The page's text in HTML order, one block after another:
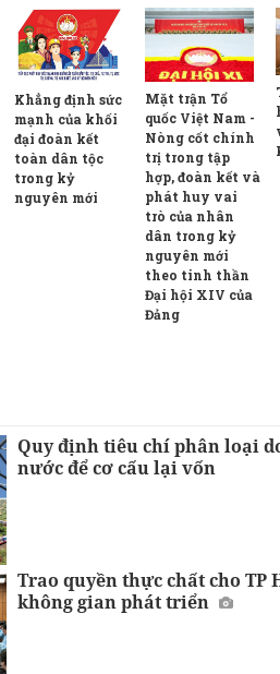
Khẳng định sức
mạnh của khối
đại đoàn kết
toàn dân tộc
trong kỷ
nguyên mới
Mặt trận Tổ
quốc Việt Nam -
Nòng cốt chính
trị trong tập
hợp, đoàn kết và
phát huy vai
trò của nhân
dân trong kỷ
nguyên mới
theo tinh thần
Đại hội XIV của
Đảng
Quy định tiêu chí phân loại
nước để cơ cấu lại vốn
Trao quyền thực chất cho TP
không gian phát triển